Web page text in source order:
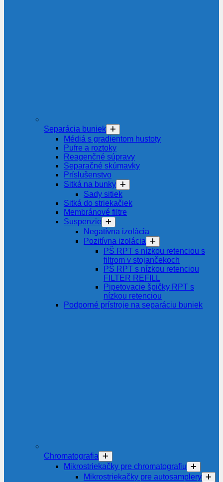
Separácia buniek
Médiá s gradientom hustoty
Pufre a roztoky
Reagenčné súpravy
Separačné skúmavky
Príslušenstvo
Sitká na bunky
Sady sitiek
Sitká do striekačiek
Membránové filtre
Suspenzie
Negatívna izolácia
Pozitívna izolácia
PŠ RPT s nízkou retenciou s
filtrom v stojančekoch
PŠ RPT s nízkou retenciou
FILTER REFILL
Pipetovacie špičky RPT s
nízkou retenciou
Podporné prístroje na separáciu buniek
Chromatografia
Mikrostriekačky pre chromatografiu
Mikrostriekačky pre autosamplery